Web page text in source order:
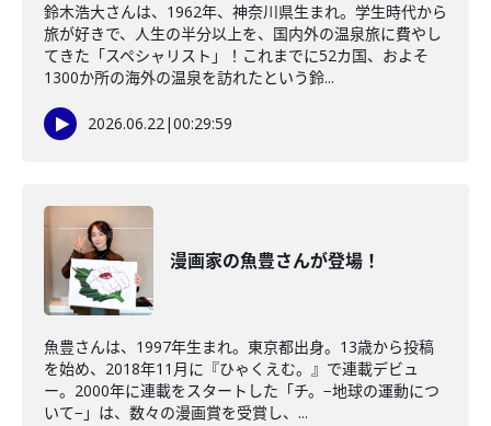
鈴木浩大さんは、1962年、神奈川県生まれ。学生時代から
旅が好きで、人生の半分以上を、国内外の温泉旅に費やし
てきた「スペシャリスト」！これまでに52カ国、およそ
1300か所の海外の温泉を訪れたという鈴...
2026.06.22|00:29:59
漫画家の魚豊さんが登場！
魚豊さんは、1997年生まれ。東京都出身。13歳から投稿
を始め、2018年11月に『ひゃくえむ。』で連載デビュ
ー。2000年に連載をスタートした「チ。−地球の運動につ
いて−」は、数々の漫画賞を受賞し、...